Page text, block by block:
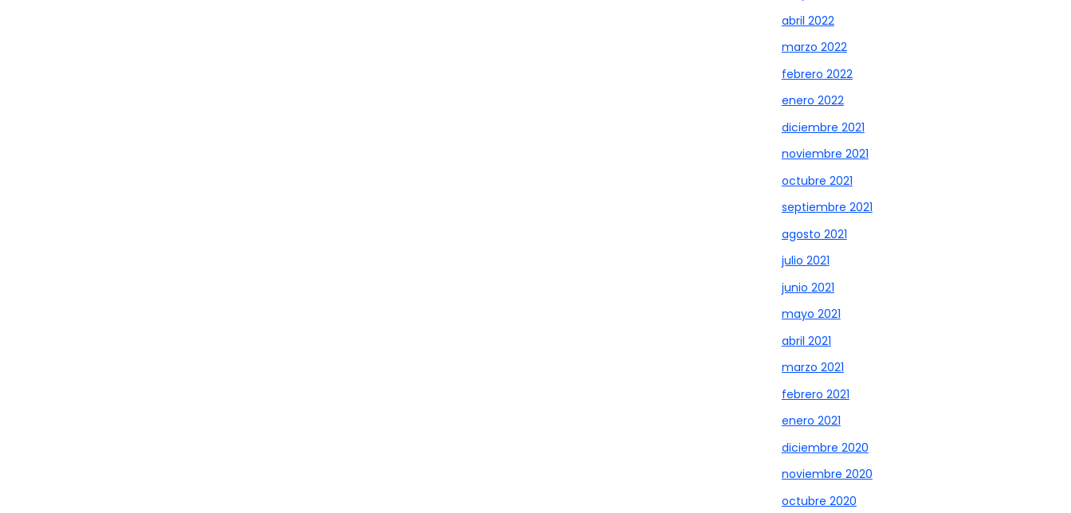
abril 2022
marzo 2022
febrero 2022
enero 2022
diciembre 2021
noviembre 2021
octubre 2021
septiembre 2021
agosto 2021
julio 2021
junio 2021
mayo 2021
abril 2021
marzo 2021
febrero 2021
enero 2021
diciembre 2020
noviembre 2020
octubre 2020